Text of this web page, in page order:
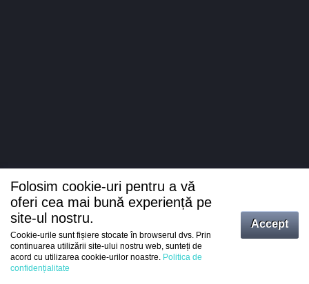
Intrați
Folosim cookie-uri pentru a vă
oferi cea mai bună experiență pe
site-ul nostru.
Cookie-urile sunt fișiere stocate în browserul dvs. Prin
continuarea utilizării site-ului nostru web, sunteți de
acord cu utilizarea cookie-urilor noastre. Politica de
confidențialitate
Accept